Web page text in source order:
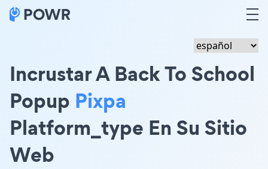
Incrustar A Back To School
Popup Pixpa
Platform_type En Su Sitio
Web